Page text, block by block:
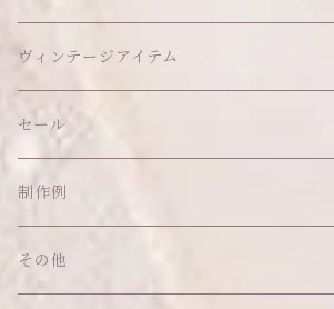
ボトムス
ヘッドドレス
イヤリング
ピアス
ソックス
バッグ
ショルダーバッグ
お散歩バッグ
ポーチ
コインケース
キーホルダー
ウォールデコ
その他
ティッシュケース
クッション・座布団
ハンガー
マット
ぬいちゃん本体
アクセサリー
ヘッドドレス Sサイズ
ヘッドドレス Mサイズ
アウトフィット
その他
ヴィンテージアイテム
セール
制作例
その他